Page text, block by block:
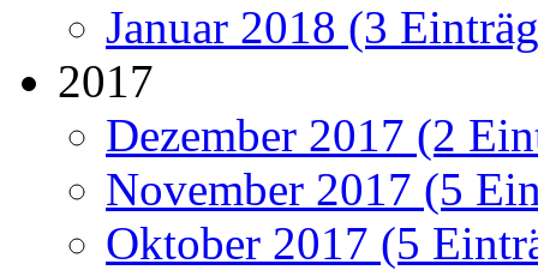
Januar 2018 (3
2017
Dezember 2017 (2
November 2017 (5
Oktober 2017 (5